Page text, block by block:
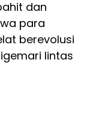
dan
para
berevolusi
lintas